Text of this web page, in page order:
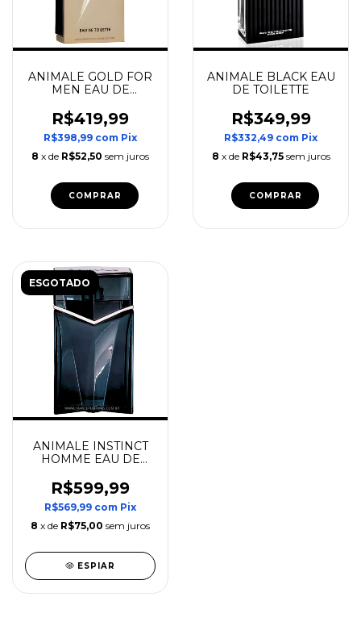
ANIMALE GOLD FOR
MEN EAU DE
R$419,99
R$398,99 com Pix
8 x de R$52,50 sem juros
COMPRAR
ANIMALE BLACK EAU
DE TOILETTE
R$349,99
R$332,49 com Pix
8 x de R$43,75 sem juros
COMPRAR
ESGOTADO
ANIMALE INSTINCT
HOMME EAU DE
R$599,99
R$569,99 com Pix
8 x de R$75,00 sem juros
ESPIAR